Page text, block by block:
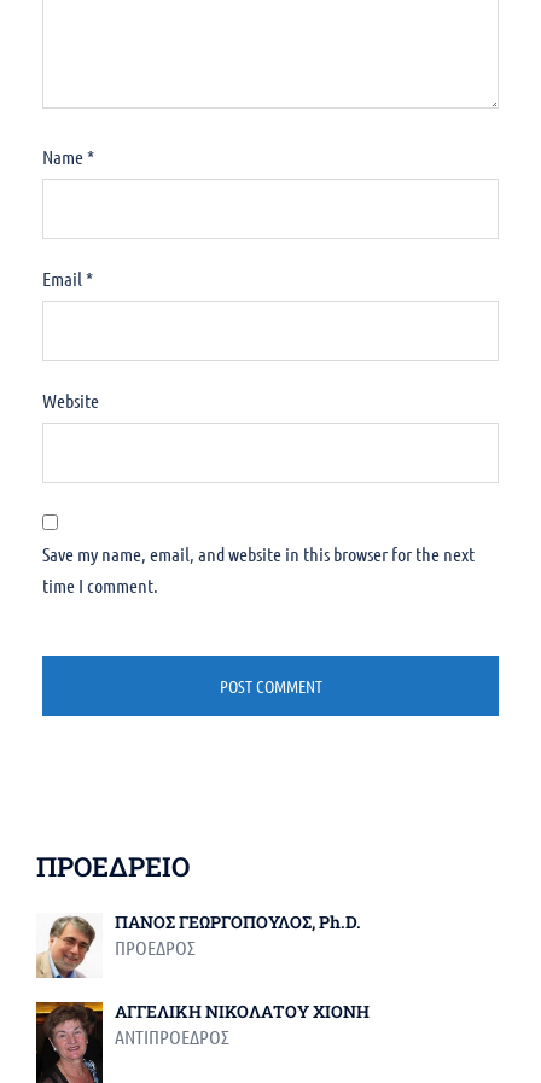
Name*
Email *
Website
Save my name, email, and website in this browser for the next
time I comment.
ΠΡΟΕΔΡΕΙΟ
ΠΑΝΟΣ ΓΕΩΡΓΟΠΟΥΛΟΣ, Ph.D.
ΠΡΟΕΔΡΟΣ
ΑΓΓΕΛΙΚΗ ΝΙΚΟΛΑΤΟΥ ΧΙΟΝΗ
ΑΝΤΙΠΡΟΕΔΡΟΣ